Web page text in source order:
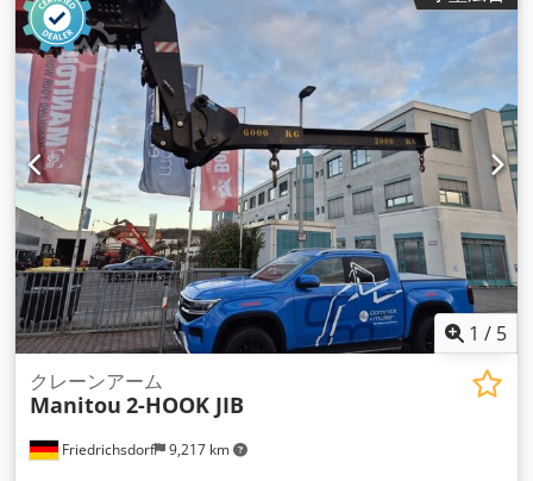
1 / 5
Friedrichsdorf 9,217 km
クレーンアーム
Manitou 2-HOOK JIB